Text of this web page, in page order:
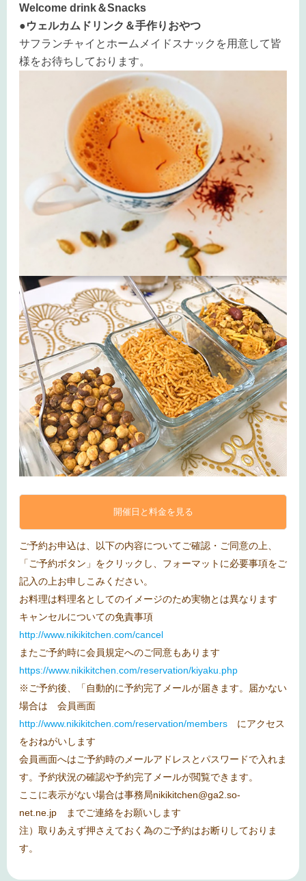
Welcome drink＆Snacks
●ウェルカムドリンク＆手作りおやつ
サフランチャイとホームメイドスナックを用意して皆
様をお待ちしております。
開催日と料金を見る
ご予約お申込は、以下の内容についてご確認・ご同意の上、
「ご予約ボタン」をクリックし、フォーマットに必要事項をご
記入の上お申しこみください。
お料理は料理名としてのイメージのため実物とは異なります
キャンセルについての免責事項
http://www.nikikitchen.com/cancel
またご予約時に会員規定へのご同意もあります
https://www.nikikitchen.com/reservation/kiyaku.php
※ご予約後、「自動的に予約完了メールが届きます。届かない
場合は 会員画面
http://www.nikikitchen.com/reservation/members にアクセス
をおねがいします
会員画面へはご予約時のメールアドレスとパスワードで入れま
す。予約状況の確認や予約完了メールが閲覧できます。
ここに表示がない場合は事務局nikikitchen@ga2.so-
net.ne.jp までご連絡をお願いします
注）取りあえず押さえておく為のご予約はお断りしておりま
す。